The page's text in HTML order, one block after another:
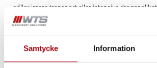
Samtycke Information
gäller intern transport eller intensiva
A-serien minimala driftstopp och maximal
möjliggör enkel hantering och kontroll, medan